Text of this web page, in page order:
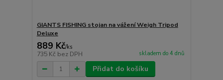
GIANTS FISHING stojan na vážení Weigh Tripod
Deluxe
889 Kč/ks
735 Kč bez DPH skladem do 4 dnů
Přidat do košíku